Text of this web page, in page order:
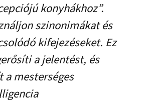
konyhákhoz”.
szinonimákat és
kifejezéseket. Ez
a jelentést, és
a mesterséges